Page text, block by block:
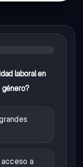
laboral en
género?
a